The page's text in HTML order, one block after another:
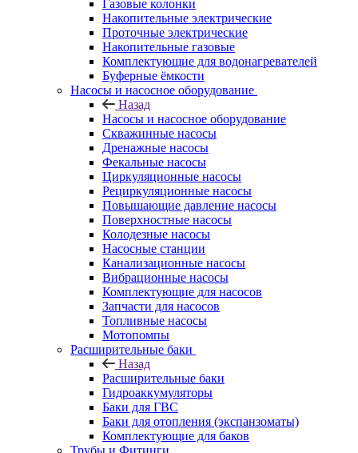
Газовые колонки
Накопительные электрические
Проточные электрические
Накопительные газовые
Комплектующие для водонагревателей
Буферные ёмкости
Насосы и насосное оборудование
Назад
Насосы и насосное оборудование
Скважинные насосы
Дренажные насосы
Фекальные насосы
Циркуляционные насосы
Рециркуляционные насосы
Повышающие давление насосы
Поверхностные насосы
Колодезные насосы
Насосные станции
Канализационные насосы
Вибрационные насосы
Комплектующие для насосов
Запчасти для насосов
Топливные насосы
Мотопомпы
Расширительные баки
Назад
Расширительные баки
Гидроаккумуляторы
Баки для ГВС
Баки для отопления (экспанзоматы)
Комплектующие для баков
Трубы и Фитинги